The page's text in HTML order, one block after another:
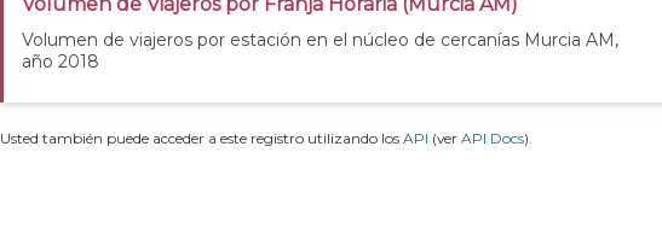
Volumen de viajeros por estación en el núcleo de cercanías Murcia AM,
año 2018
Usted también puede acceder a este registro utilizando los API (ver API Docs).